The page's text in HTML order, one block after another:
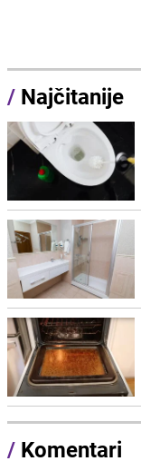
/ Najčitanije
/ Komentari